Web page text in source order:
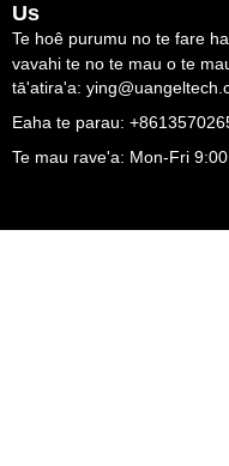
Us
Te hoê purumu no te fare
vavahi te no te mau o te
tā'atira'a:
Eaha te parau:
Te mau rave'a: Mon-Fri